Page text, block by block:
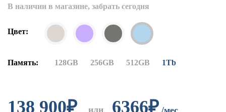
В наличии в магазине, забрать сегодня
Цвет:
Память: 128GB 256GB 512GB 1Tb
138 900₽ или 6366₽ /мес